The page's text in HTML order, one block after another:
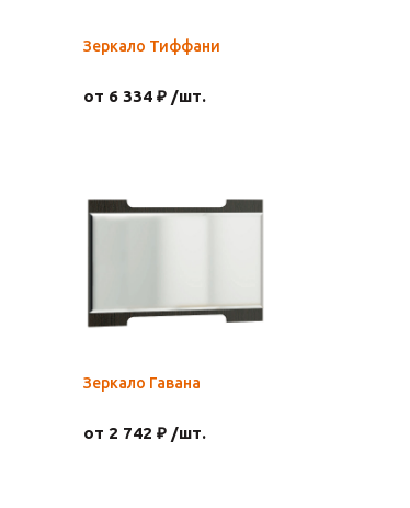
Зеркало Тиффани
от 6 334 ₽ /шт.
Зеркало Гавана
от 2 742 ₽ /шт.